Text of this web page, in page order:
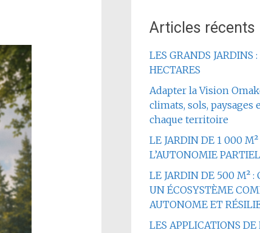
Articles récents
LES GRANDS JARDINS :
HECTARES
Adapter la Vision
climats, sols, paysages
chaque territoire
LE JARDIN DE 1 000 M²
L’AUTONOMIE
LE JARDIN DE 500 M² :
UN ÉCOSYSTÈME
AUTONOME ET
LES APPLICATIONS DE